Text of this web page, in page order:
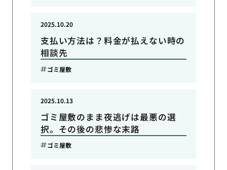
支払い方法は？料金が払えない時の
相談先
2025.10.20
ゴミ屋敷
ゴミ屋敷のまま夜逃げは最悪の選
択。その後の悲惨な末路
2025.10.13
ゴミ屋敷